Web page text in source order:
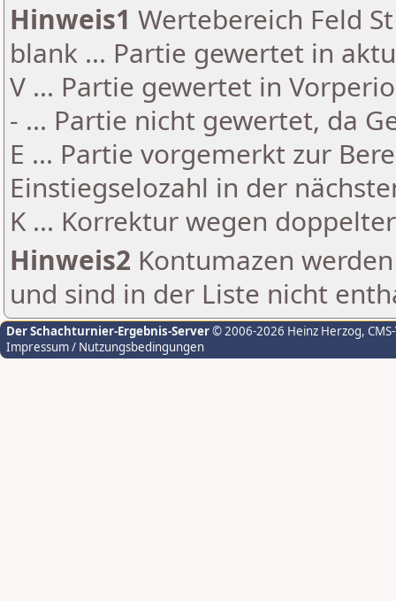
Hinweis1 Wertebereich Feld
blank ... Partie gewertet in
V ... Partie gewertet in
- ... Partie nicht gewertet, da
E ... Partie vorgemerkt zur
Einstiegselozahl in der
K ... Korrektur wegen
Hinweis2 Kontumazen
und sind in der Liste nicht
Der Schachturnier-Ergebnis-Server© 2006-2026 Heinz Herzog,
Impressum / Nutzungsbedingungen